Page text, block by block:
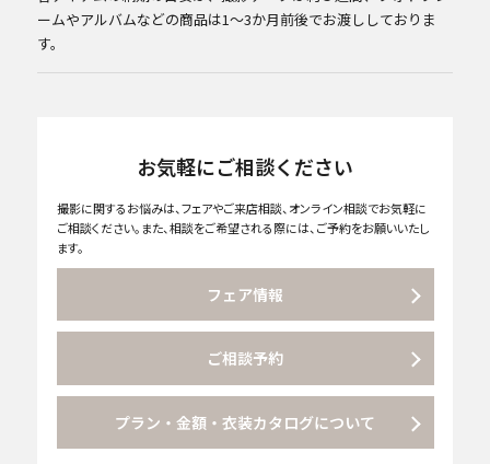
ームやアルバムなどの商品は1～3か月前後でお渡ししておりま
す。
お気軽にご相談ください
撮影に関するお悩みは、フェアやご来店相談、オンライン相談でお気軽に
ご相談ください。また、相談をご希望される際には、ご予約をお願いいたし
ます。
フェア情報
ご相談予約
プラン・金額・衣装カタログについて